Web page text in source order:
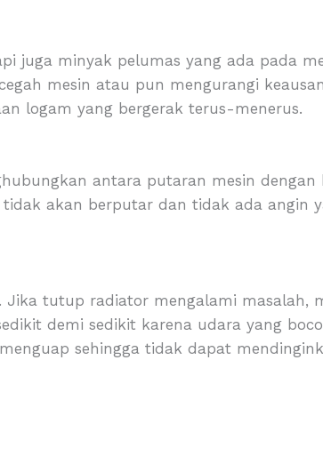
juga minyak pelumas yang ada pada
mesin atau pun mengurangi
logam yang bergerak terus-menerus.
antara putaran mesin dengan
akan berputar dan tidak ada angin
tutup radiator mengalami masalah,
demi sedikit karena udara yang
sehingga tidak dapat